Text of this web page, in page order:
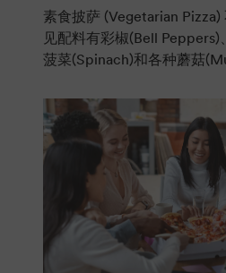
素食披萨 (Vegetarian
见配料有彩椒(Bell Peppers)
菠菜(Spinach)和各种蘑菇